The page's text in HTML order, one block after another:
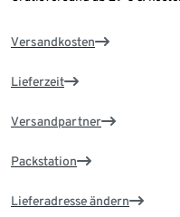
Versandkosten
Lieferzeit
Versandpartner
Packstation
Lieferadresse ändern